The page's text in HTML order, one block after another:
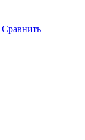
Сравнить